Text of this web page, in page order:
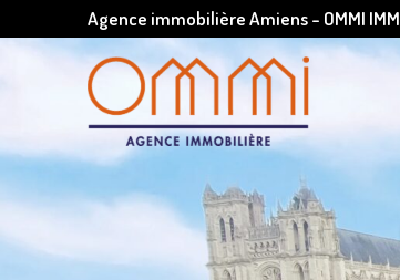
Agence immobilière Amiens - OMMI